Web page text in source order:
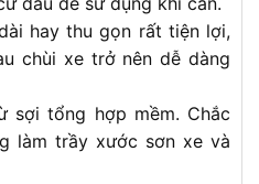
hay thu gọn rất tiện lợi,
chùi xe trở nên dễ dàng
sợi tổng hợp mềm. Chắc
làm trầy xước sơn xe và